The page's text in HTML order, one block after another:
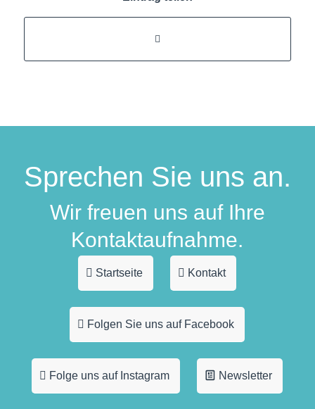
Sprechen Sie uns an.
Wir freuen uns auf Ihre
Kontaktaufnahme.
Startseite Kontakt
Folgen Sie uns auf Facebook
Folge uns auf Instagram Newsletter